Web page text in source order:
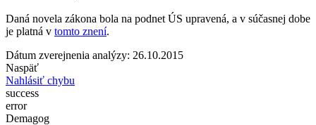
Daná novela zákona bola na podnet ÚS upravená, a v súčasnej dobe
je platná v tomto znení.
Dátum zverejnenia analýzy: 26.10.2015
Naspäť
Nahlásiť chybu
success
error
Demagog